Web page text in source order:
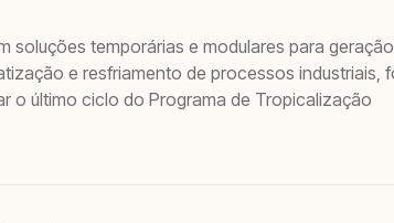
soluções temporárias e modulares para geração
e resfriamento de processos industriais,
o último ciclo do Programa de Tropicalização